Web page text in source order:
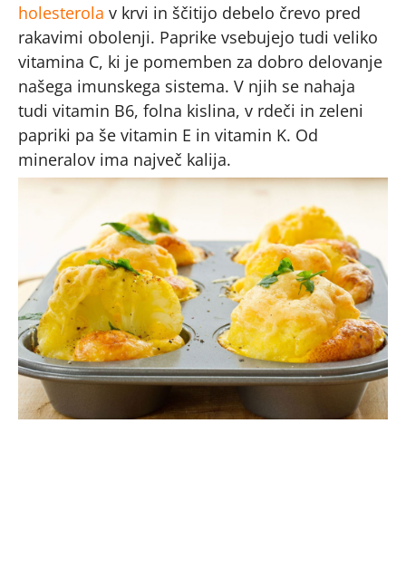
holesterola v krvi in ščitijo debelo črevo pred
rakavimi obolenji. Paprike vsebujejo tudi veliko
vitamina C, ki je pomemben za dobro delovanje
našega imunskega sistema. V njih se nahaja
tudi vitamin B6, folna kislina, v rdeči in zeleni
papriki pa še vitamin E in vitamin K. Od
mineralov ima največ kalija.